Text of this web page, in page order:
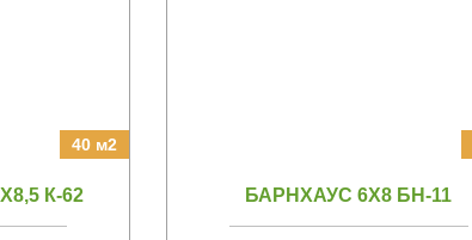
40 м2
К-62 БАРНХАУС 6Х8 БН-11